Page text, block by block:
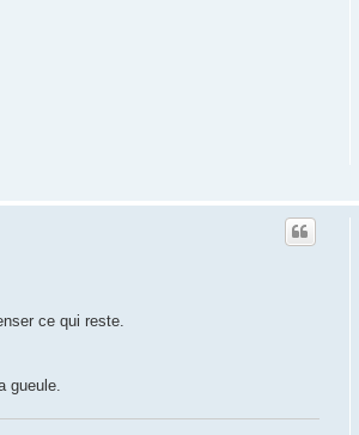
ce qui reste.
gueule.